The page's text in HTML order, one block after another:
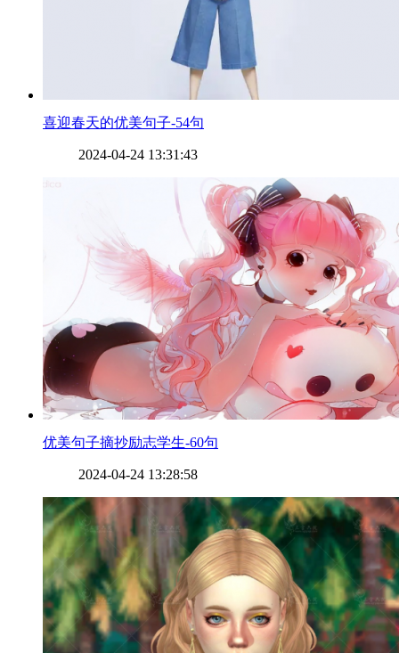
​喜迎春天的优美句子-54句
2024-04-24 13:31:43
​优美句子摘抄励志学生-60句
2024-04-24 13:28:58